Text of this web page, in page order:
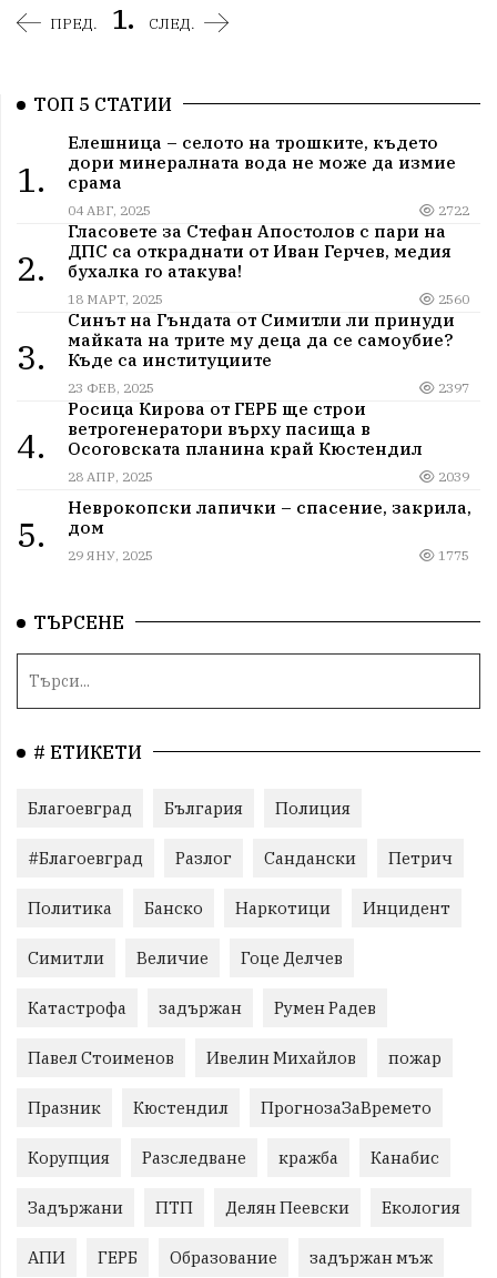
ПРЕД. 1. СЛЕД.
ТОП 5 СТАТИИ
1.
Елешница – селото на трошките, където
дори минералната вода не може да измие
срама
04 АВГ, 2025 2722
2.
Гласовете за Стефан Апостолов с пари на
ДПС са откраднати от Иван Герчев, медия
бухалка го атакува!
18 МАРТ, 2025 2560
3.
Синът на Гъндата от Симитли ли принуди
майката на трите му деца да се самоубие?
Къде са институциите
23 ФЕВ, 2025 2397
4.
Росица Кирова от ГЕРБ ще строи
ветрогенератори върху пасища в
Осоговската планина край Кюстендил
28 АПР, 2025 2039
5.
Неврокопски лапички – спасение, закрила,
дом
29 ЯНУ, 2025 1775
ТЪРСЕНЕ
# ЕТИКЕТИ
Благоевград България Полиция
#Благоевград Разлог Сандански Петрич
Политика Банско Наркотици Инцидент
Симитли Величие Гоце Делчев
Катастрофа задържан Румен Радев
Павел Стоименов Ивелин Михайлов пожар
Празник Кюстендил ПрогнозаЗаВремето
Корупция Разследване кражба Канабис
Задържани ПТП Делян Пеевски Екология
АПИ ГЕРБ Образование задържан мъж